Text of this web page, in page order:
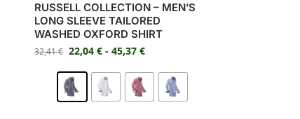
RUSSELL COLLECTION – MEN’S
LONG SLEEVE TAILORED
WASHED OXFORD SHIRT
32,41€ 22,04€ - 45,37€